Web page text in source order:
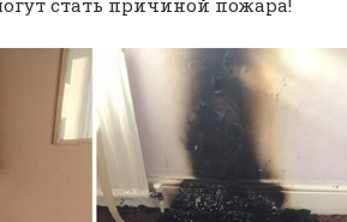
стать причиной пожара!